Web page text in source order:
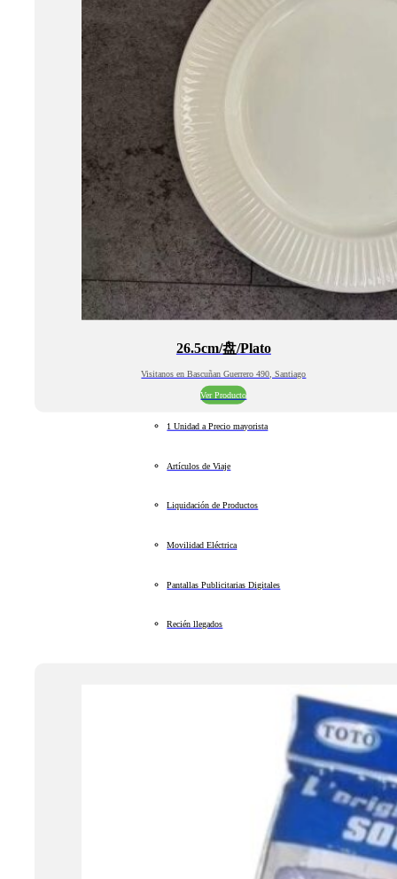
26.5cm/盘/Plato
Visitanos en Bascuñan Guerrero 490, Santiago
Ver Producto
1 Unidad a Precio mayorista
Artículos de Viaje
Liquidación de Productos
Movilidad Eléctrica
Pantallas Publicitarias Digitales
Recién llegados